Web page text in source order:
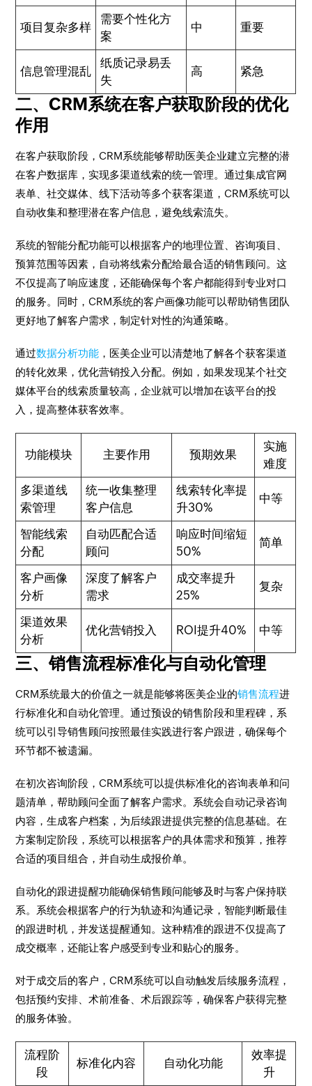
项目复杂多样
需要个性化方
案
中 重要
信息管理混乱
纸质记录易丢
失
高 紧急
二、CRM系统在客户获取阶段的优化
作用
在客户获取阶段，CRM系统能够帮助医美企业建立完整的潜
在客户数据库，实现多渠道线索的统一管理。通过集成官网
表单、社交媒体、线下活动等多个获客渠道，CRM系统可以
自动收集和整理潜在客户信息，避免线索流失。
系统的智能分配功能可以根据客户的地理位置、咨询项目、
预算范围等因素，自动将线索分配给最合适的销售顾问。这
不仅提高了响应速度，还能确保每个客户都能得到专业对口
的服务。同时，CRM系统的客户画像功能可以帮助销售团队
更好地了解客户需求，制定针对性的沟通策略。
通过数据分析功能 ，医美企业可以清楚地了解各个获客渠道
的转化效果，优化营销投入分配。例如，如果发现某个社交
媒体平台的线索质量较高，企业就可以增加在该平台的投
入，提高整体获客效率。
功能模块 主要作用 预期效果
实施
难度
多渠道线
索管理
统一收集整理
客户信息
线索转化率提
升30%
中等
智能线索
分配
自动匹配合适
顾问
响应时间缩短
50%
简单
客户画像
分析
深度了解客户
需求
成交率提升
25%
复杂
渠道效果
分析
优化营销投入 ROI提升40% 中等
三、销售流程标准化与自动化管理
CRM系统最大的价值之一就是能够将医美企业的销售流程进
行标准化和自动化管理。通过预设的销售阶段和里程碑，系
统可以引导销售顾问按照最佳实践进行客户跟进，确保每个
环节都不被遗漏。
在初次咨询阶段，CRM系统可以提供标准化的咨询表单和问
题清单，帮助顾问全面了解客户需求。系统会自动记录咨询
内容，生成客户档案，为后续跟进提供完整的信息基础。在
方案制定阶段，系统可以根据客户的具体需求和预算，推荐
合适的项目组合，并自动生成报价单。
自动化的跟进提醒功能确保销售顾问能够及时与客户保持联
系。系统会根据客户的行为轨迹和沟通记录，智能判断最佳
的跟进时机，并发送提醒通知。这种精准的跟进不仅提高了
成交概率，还能让客户感受到专业和贴心的服务。
对于成交后的客户，CRM系统可以自动触发后续服务流程，
包括预约安排、术前准备、术后跟踪等，确保客户获得完整
的服务体验。
流程阶
段
标准化内容 自动化功能
效率提
升